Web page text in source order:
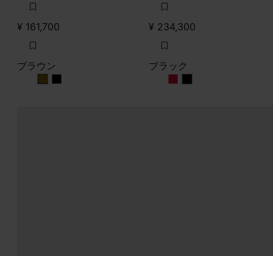
¥ 161,700
ブラウン
ブラウン
ブラウン
¥ 234,300
ブラック
ブラック
ブラック